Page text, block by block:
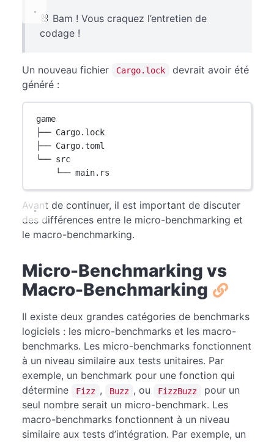
🐰 Bam ! Vous craquez l’entretien de
codage !
Un nouveau fichier Cargo.lock
devrait avoir été
généré :
game
├── Cargo.lock
├── Cargo.toml
└── src
└── main.rs
Avant de continuer, il est important de discuter
des différences entre le micro-benchmarking et
le macro-benchmarking.
Micro-Benchmarking vs
Macro-Benchmarking
Il existe deux grandes catégories de benchmarks
logiciels : les micro-benchmarks et les macro-
benchmarks. Les micro-benchmarks fonctionnent
à un niveau similaire aux tests unitaires. Par
exemple, un benchmark pour une fonction qui
détermine
Fizz , Buzz , ou FizzBuzz
pour un
seul nombre serait un micro-benchmark. Les
macro-benchmarks fonctionnent à un niveau
similaire aux tests d’intégration. Par exemple, un